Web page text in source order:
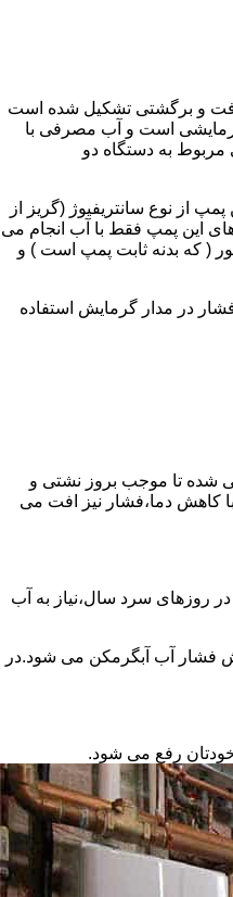
و برگشتی تشکیل شده است
است و آب مصرفی با
مربوط به دستگاه دو
از نوع سانتریفیوژ (گریز از
های این پمپ فقط با آب انجام می
( که بدنه ثابت پمپ است ) و
در مدار گرمایش استفاده
شده تا موجب بروز نشتی و
کاهش دما،فشار نیز افت می
روزهای سرد سال،نیاز به آب
فشار آب آبگرمکن می شود.در
رفع می شود.